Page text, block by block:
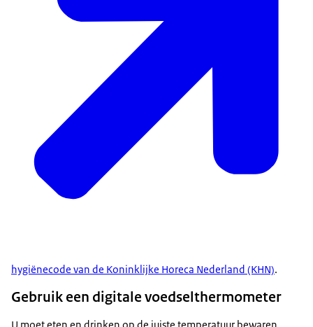
hygiënecode van de Koninklijke Horeca Nederland (KHN).
Gebruik een digitale voedselthermometer